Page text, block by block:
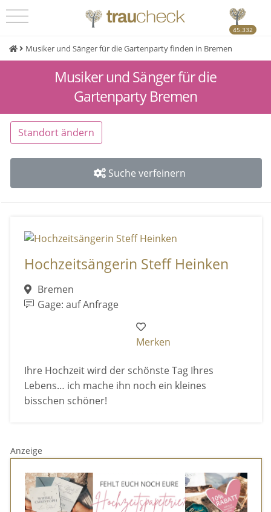
45.332
Musiker und Sänger für die Gartenparty finden in Bremen
Musiker und Sänger für die
Gartenparty Bremen
Standort ändern
Suche verfeinern
Hochzeitsängerin Steff Heinken
Bremen
Gage: auf Anfrage
Merken
Ihre Hochzeit wird der schönste Tag Ihres
Lebens… ich mache ihn noch ein kleines
bisschen schöner!
Anzeige